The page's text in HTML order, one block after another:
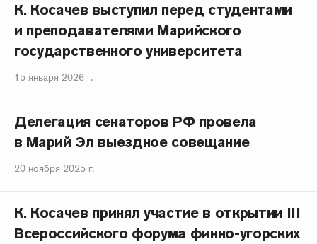
К. Косачев выступил перед студентами
и преподавателями Марийского
государственного университета
15 января 2026 г.
Делегация сенаторов РФ провела
в Марий Эл выездное совещание
20 ноября 2025 г.
К. Косачев принял участие в открытии III
Всероссийского форума финно-угорских